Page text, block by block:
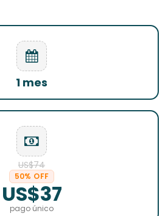
1 mes
US$74
50% OFF
US$37
pago único